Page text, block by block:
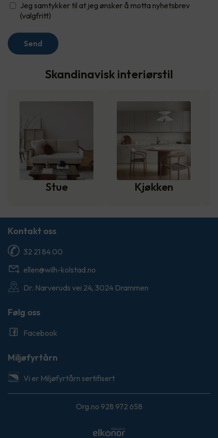
Jeg samtykker til at jeg ønsker å motta nyhetsbrev
(valgfritt)
Send
Skandinavisk interiørstil
Stue Kjøkken
Kontakt oss
32 21 84 00
ellen@wilh-kolstad.no
Dr. Narveruds vei 24, 3024 Drammen
Følg oss
Facebook
Miljøfyrtårn
Vi er Miljøfyrtårn sertifisert
Org.no 928 972 658